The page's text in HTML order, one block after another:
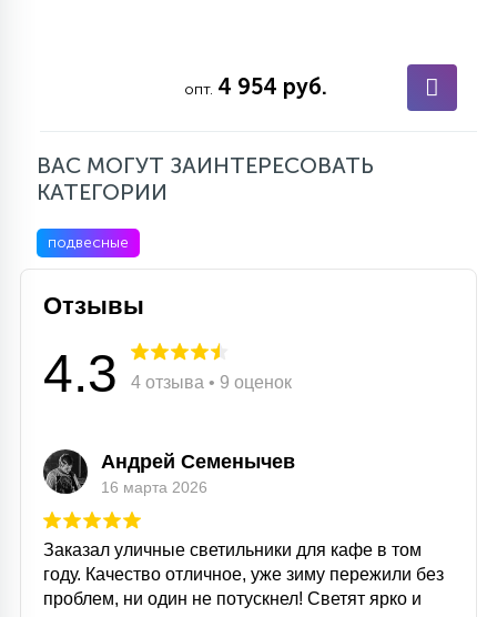
опт. 4 954 руб.
ВАС МОГУТ ЗАИНТЕРЕСОВАТЬ
КАТЕГОРИИ
подвесные
Отзывы
4.3 4 отзыва • 9 оценок
Андрей Семенычев
16 марта 2026
Заказал уличные светильники для кафе в том
году. Качество отличное, уже зиму пережили без
проблем, ни один не потускнел! Светят ярко и